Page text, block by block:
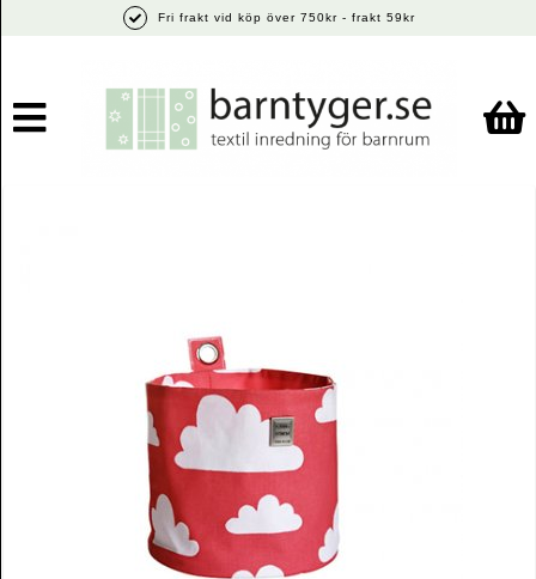
Fri frakt vid köp över 750kr - frakt 59kr